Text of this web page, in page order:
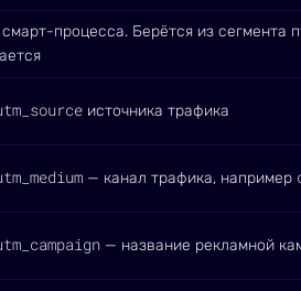
смарт-процесса. Берётся из сегмента
источника трафика
— канал трафика, например
— название рекламной